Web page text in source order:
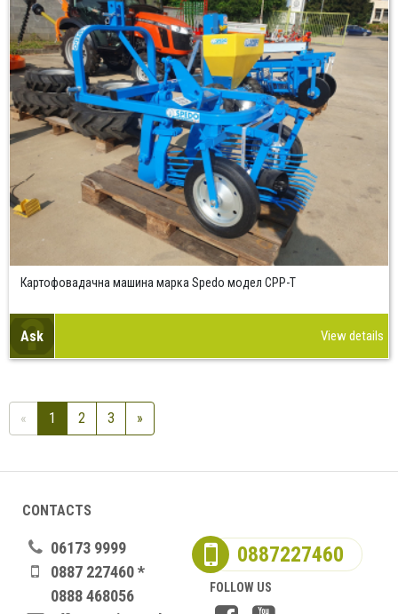
Картофовадачна машина марка Spedo модел CPP-T
Ask View details
« 1 2 3 »
CONTACTS
06173 9999
0887 227460 *
0888 468056
0887227460
FOLLOW US